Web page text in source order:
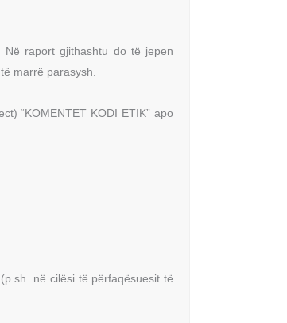
raport gjithashtu do të jepen
marrë parasysh.
“KOMENTET KODI ETIK” apo
në cilësi të përfaqësuesit të